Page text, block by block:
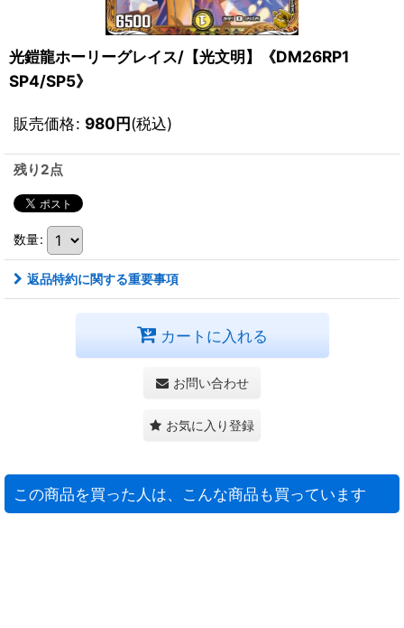
光鎧龍ホーリーグレイス/【光文明】《DM26RP1
SP4/SP5》
販売価格: 980円(税込)
残り2点
数量:
返品特約に関する重要事項
カートに入れる
お問い合わせ
お気に入り登録
この商品を買った人は、こんな商品も買っています